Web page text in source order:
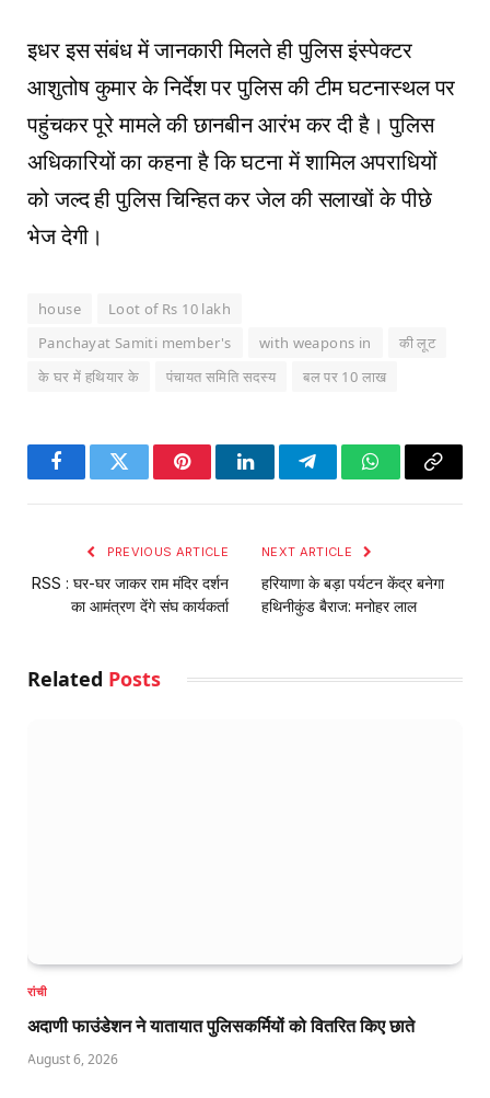
इधर इस संबंध में जानकारी मिलते ही पुलिस इंस्पेक्टर
आशुतोष कुमार के निर्देश पर पुलिस की टीम घटनास्थल पर
पहुंचकर पूरे मामले की छानबीन आरंभ कर दी है। पुलिस
अधिकारियों का कहना है कि घटना में शामिल अपराधियों
को जल्द ही पुलिस चिन्हित कर जेल की सलाखों के पीछे
भेज देगी।
house
Loot of Rs 10 lakh
Panchayat Samiti member's
with weapons in
की लूट
के घर में हथियार के
पंचायत समिति सदस्य बल पर 10 लाख
FacebookTwitter PinterestLinkedInTelegramWhatsApp
Copy
PREVIOUS ARTICLE
RSS : घर-घर जाकर राम मंदिर दर्शन
का आमंत्रण देंगे संघ कार्यकर्ता
NEXT ARTICLE
हरियाणा के बड़ा पर्यटन केंद्र बनेगा
हथिनीकुंड बैराज: मनोहर लाल
Related Posts
रांची
अदाणी फाउंडेशन ने यातायात पुलिसकर्मियों को वितरित किए छाते
August 6, 2026